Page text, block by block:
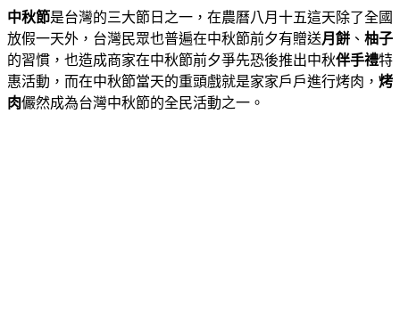
中秋節是台灣的三大節日之一，在農曆八月十五這天除了全國
放假一天外，台灣民眾也普遍在中秋節前夕有贈送月餅 、 柚子
的習慣，也造成商家在中秋節前夕爭先恐後推出中秋伴手禮特
惠活動，而在中秋節當天的重頭戲就是家家戶戶進行烤肉， 烤
肉儼然成為台灣中秋節的全民活動之一。